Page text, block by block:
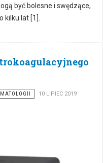
być bolesne i swędzące,
lat [1].
10 LIPIEC 2019